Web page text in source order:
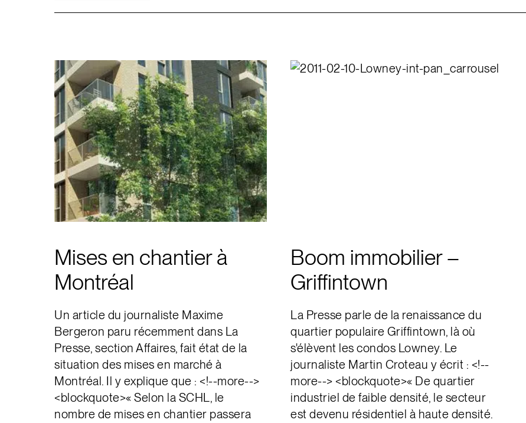
Mises en chantier à
Montréal
Un article du journaliste Maxime
Bergeron paru récemment dans La
Presse, section Affaires, fait état de la
situation des mises en marché à
Montréal. Il y explique que : <!--more-->
<blockquote>« Selon la SCHL, le
nombre de mises en chantier passera
Boom immobilier –
Griffintown
La Presse parle de la renaissance du
quartier populaire Griffintown, là où
s'élèvent les condos Lowney. Le
journaliste Martin Croteau y écrit : <!--
more--> <blockquote>« De quartier
industriel de faible densité, le secteur
est devenu résidentiel à haute densité.